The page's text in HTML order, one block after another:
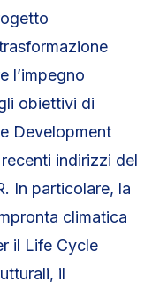
l’impegno
obiettivi di
Development
indirizzi del
In particolare, la
climatica
il Life Cycle
il